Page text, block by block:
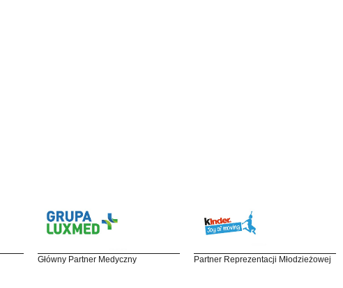
Główny Partner Medyczny Partner Reprezentacji Młodzieżowej